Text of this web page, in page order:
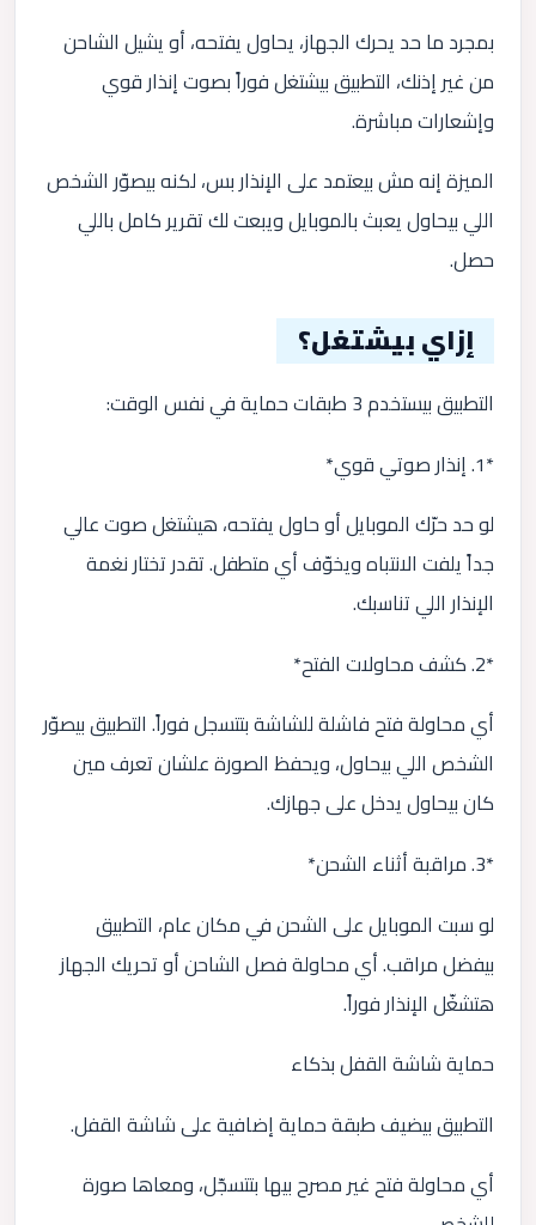
بمجرد ما حد يحرك الجهاز، يحاول يفتحه، أو يشيل الشاحن
من غير إذنك، التطبيق بيشتغل فوراً بصوت إنذار قوي
وإشعارات مباشرة.
الميزة إنه مش بيعتمد على الإنذار بس، لكنه بيصوّر الشخص
اللي بيحاول يعبث بالموبايل ويبعت لك تقرير كامل باللي
حصل.
إزاي بيشتغل؟
التطبيق بيستخدم 3 طبقات حماية في نفس الوقت:
*1. إنذار صوتي قوي*
لو حد حرّك الموبايل أو حاول يفتحه، هيشتغل صوت عالي
جداً يلفت الانتباه ويخوّف أي متطفل. تقدر تختار نغمة
الإنذار اللي تناسبك.
*2. كشف محاولات الفتح*
أي محاولة فتح فاشلة للشاشة بتتسجل فوراً. التطبيق بيصوّر
الشخص اللي بيحاول، ويحفظ الصورة علشان تعرف مين
كان بيحاول يدخل على جهازك.
*3. مراقبة أثناء الشحن*
لو سبت الموبايل على الشحن في مكان عام، التطبيق
بيفضل مراقب. أي محاولة فصل الشاحن أو تحريك الجهاز
هتشغّل الإنذار فوراً.
حماية شاشة القفل بذكاء
التطبيق بيضيف طبقة حماية إضافية على شاشة القفل.
أي محاولة فتح غير مصرح بيها بتتسجّل، ومعاها صورة